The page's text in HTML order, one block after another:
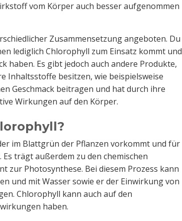
vom Körper auch besser aufgenommen
Zusammensetzung angeboten. Du
lediglich Chlorophyll zum Einsatz kommt und
haben. Es gibt jedoch auch andere Produkte,
Inhaltsstoffe besitzen, wie beispielsweise
Geschmack beitragen und hat durch ihre
Wirkungen auf den Körper.
im Blattgrün der Pflanzen vorkommt und für
trägt außerdem zu den chemischen
zur Photosynthese. Bei diesem Prozess kann
und mit Wasser sowie er der Einwirkung von
Chlorophyll kann auch auf den
haben.